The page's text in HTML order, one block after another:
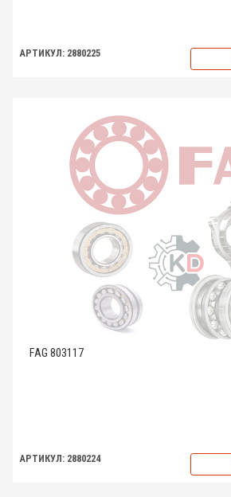
АРТИКУЛ: 2880225
FAG 803117
АРТИКУЛ: 2880224